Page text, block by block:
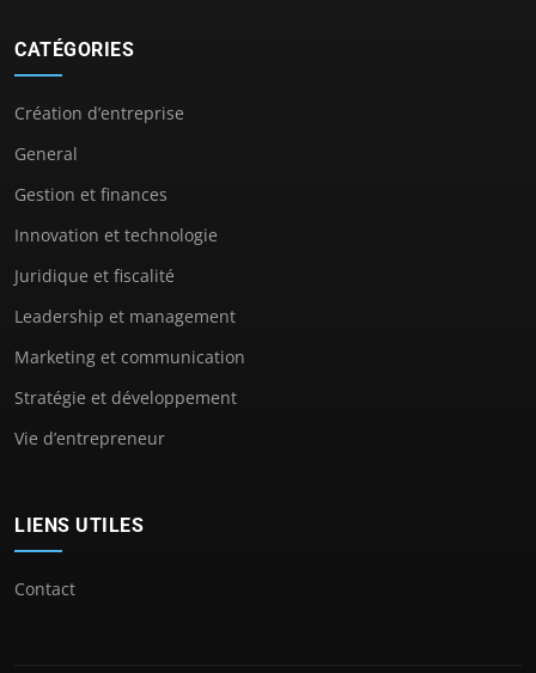
CATÉGORIES
Création d’entreprise
General
Gestion et finances
Innovation et technologie
Juridique et fiscalité
Leadership et management
Marketing et communication
Stratégie et développement
Vie d’entrepreneur
LIENS UTILES
Contact